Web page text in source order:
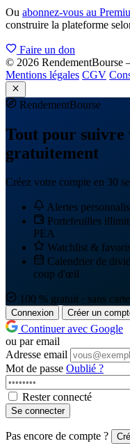
Ou abonnez-vous au
construire la plateforme
Faire un don
© 2026 RendementBourse
Mentions légales CGV
RendementBourse
Tout pour
gratuitement
Créez votre compte en 30
Alertes
Portefeuilles
PEA
Watchlist &
Calendrier de
coup d'œil
100 % gratuit · sans
Connexion Créer un
Continuer avec Google
ou par email
Adresse email
Mot de passe Oublié ?
Rester connecté
Se connecter
Pas encore de compte ?